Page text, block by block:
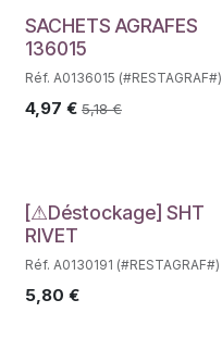
SACHETS AGRAFES
136015
Réf. A0136015 (#RESTAGRAF#)
4,97 € 5,18€
Déstockage
[⚠Déstockage] SHT
RIVET
Réf. A0130191 (#RESTAGRAF#)
5,80 €